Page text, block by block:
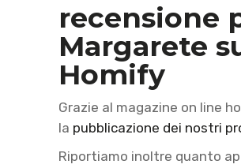
recensione
Margarete
Homify
Grazie al magazine on line
la pubblicazione dei nostri
Riportiamo inoltre quanto